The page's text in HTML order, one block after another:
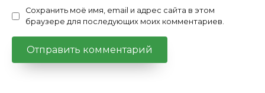
Сохранить моё имя, email и адрес сайта в этом
браузере для последующих моих комментариев.